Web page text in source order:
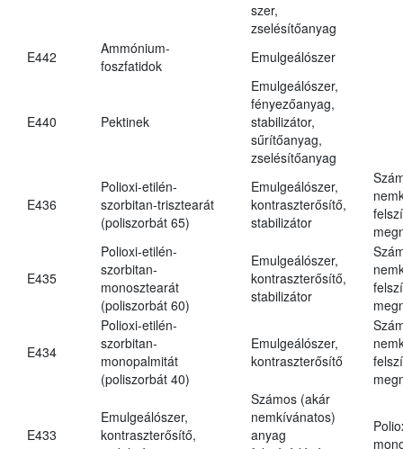
szer,
zselésítőanyag
E442
Ammónium-
foszfatidok
Emulgeálószer
E440 Pektinek
Emulgeálószer,
fényezőanyag,
stabilizátor,
sűrítőanyag,
zselésítőanyag
E436
Polioxi-etilén-
szorbitan-trisztearát
(poliszorbát 65)
Emulgeálószer,
kontraszterősítő,
stabilizátor
E435
Polioxi-etilén-
szorbitan-
monosztearát
(poliszorbát 60)
Emulgeálószer,
kontraszterősítő,
stabilizátor
E434
Polioxi-etilén-
szorbitan-
monopalmitát
(poliszorbát 40)
Emulgeálószer,
kontraszterősítő
E433
Emulgeálószer,
kontraszterősítő,
Számos (akár
nemkívánatos)
anyag